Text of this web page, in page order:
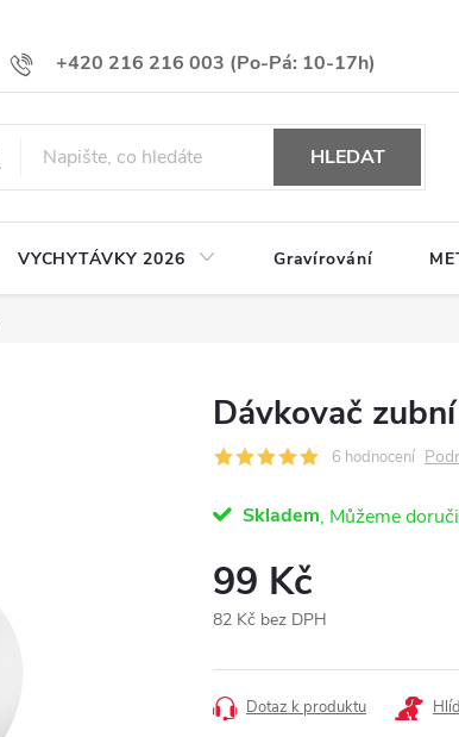
+420 216 216 003
HLEDAT
VYCHYTÁVKY 2026 Gravírování
Dávkovač
6 hodnocení
Skladem
99 Kč
82 Kč bez DPH
cena:
Dotaz k produktu